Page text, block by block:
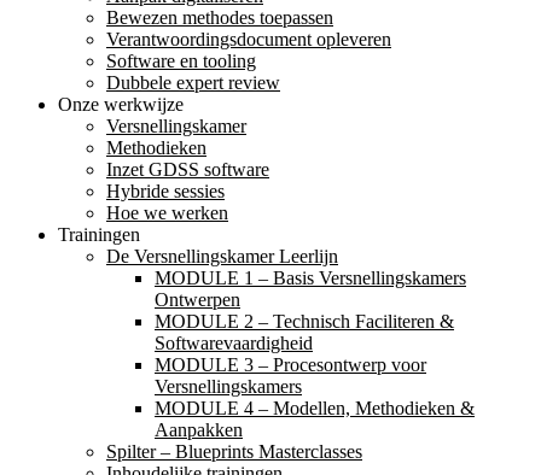
Bewezen methodes toepassen
Verantwoordingsdocument opleveren
Software en tooling
Dubbele expert review
Onze werkwijze
Versnellingskamer
Methodieken
Inzet GDSS software
Hybride sessies
Hoe we werken
Trainingen
De Versnellingskamer Leerlijn
MODULE 1 – Basis Versnellingskamers
Ontwerpen
MODULE 2 – Technisch Faciliteren &
Softwarevaardigheid
MODULE 3 – Procesontwerp voor
Versnellingskamers
MODULE 4 – Modellen, Methodieken &
Aanpakken
Spilter – Blueprints Masterclasses